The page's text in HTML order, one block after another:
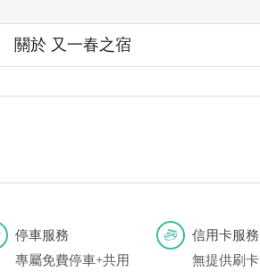
關於 又一春之宿
停車服務
專屬免費停車+共用
信用卡服務
無提供刷卡